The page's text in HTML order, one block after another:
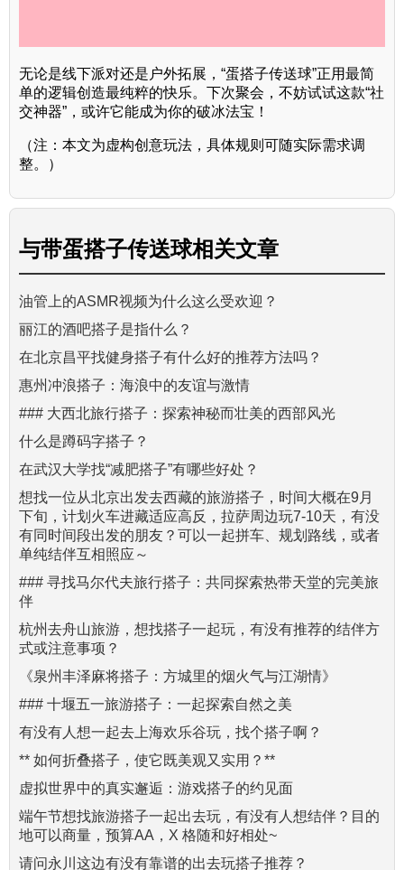
无论是线下派对还是户外拓展，“蛋搭子传送球”正用最简
单的逻辑创造最纯粹的快乐。下次聚会，不妨试试这款“社
交神器”，或许它能成为你的破冰法宝！
（注：本文为虚构创意玩法，具体规则可随实际需求调
整。）
与带蛋搭子传送球相关文章
油管上的ASMR视频为什么这么受欢迎？
丽江的酒吧搭子是指什么？
在北京昌平找健身搭子有什么好的推荐方法吗？
惠州冲浪搭子：海浪中的友谊与激情
### 大西北旅行搭子：探索神秘而壮美的西部风光
什么是蹲码字搭子？
在武汉大学找“减肥搭子”有哪些好处？
想找一位从北京出发去西藏的旅游搭子，时间大概在9月
下旬，计划火车进藏适应高反，拉萨周边玩7-10天，有没
有同时间段出发的朋友？可以一起拼车、规划路线，或者
单纯结伴互相照应～
### 寻找马尔代夫旅行搭子：共同探索热带天堂的完美旅
伴
杭州去舟山旅游，想找搭子一起玩，有没有推荐的结伴方
式或注意事项？
《泉州丰泽麻将搭子：方城里的烟火气与江湖情》
### 十堰五一旅游搭子：一起探索自然之美
有没有人想一起去上海欢乐谷玩，找个搭子啊？
** 如何折叠搭子，使它既美观又实用？**
虚拟世界中的真实邂逅：游戏搭子的约见面
端午节想找旅游搭子一起出去玩，有没有人想结伴？目的
地可以商量，预算AA，X 格随和好相处~
请问永川这边有没有靠谱的出去玩搭子推荐？